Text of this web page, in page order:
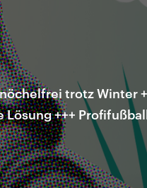
trotz Winter
+++